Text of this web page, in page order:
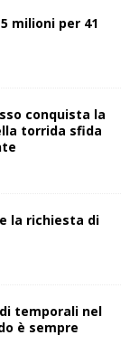
milioni per 41
conquista la
torrida sfida
la richiesta di
temporali nel
è sempre